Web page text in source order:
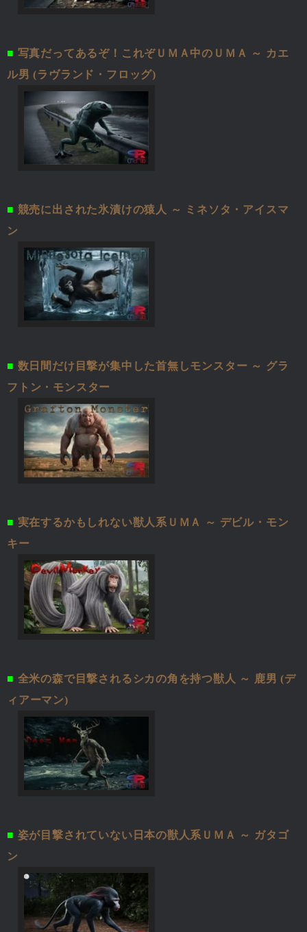
■ 写真だってあるぞ！これぞＵＭＡ中のＵＭＡ ～ カエ
ル男 (ラヴランド・フロッグ)
■ 競売に出された氷漬けの猿人 ～ ミネソタ・アイスマ
ン
■ 数日間だけ目撃が集中した首無しモンスター ～ グラ
フトン・モンスター
■ 実在するかもしれない獣人系ＵＭＡ ～ デビル・モン
キー
■ 全米の森で目撃されるシカの角を持つ獣人 ～ 鹿男 (デ
ィアーマン)
■ 姿が目撃されていない日本の獣人系ＵＭＡ ～ ガタゴ
ン